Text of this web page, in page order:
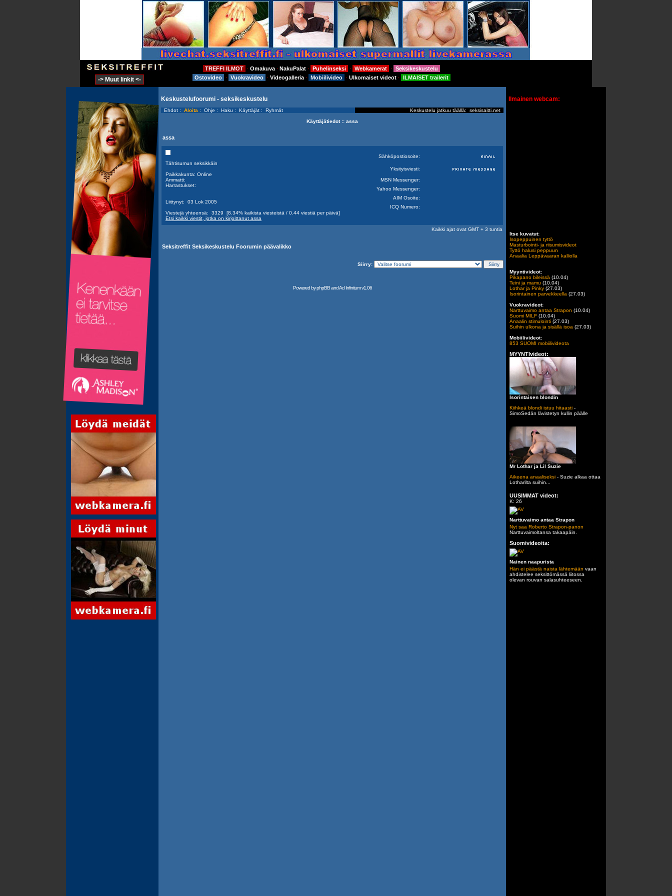
TREFFI ILMOT ⋅ Omakuva ⋅ NakuPalat ⋅ Puhelinseksi ⋅ Webkamerat ⋅
Seksikeskustelu
Ostovideo
⋅ Vuokravideo ⋅ Videogalleria ⋅ Mobiilivideo ⋅ Ulkomaiset videot ⋅ ILMAISET trailerit
-> Muut linkit <-
Keskustelufoorumi - seksikeskustelu
Ehdot : Aloita : Ohje : Haku : Käyttäjät : Ryhmät Keskustelu jatkuu täällä: seksisaitti.net
Käyttäjätiedot :: assa
assa
Tähtisumun seksikkäin
Paikkakunta: Online
Ammatti:
Harrastukset:
Liittynyt: 03 Lok 2005
Viestejä yhteensä: 3329 [8.34% kaikista viesteistä / 0.44 viestiä per päivä]
Etsi kaikki viestit, jotka on kirjoittanut assa
Sähköpostiosoite:
Yksityisviesti:
MSN Messenger:
Yahoo Messenger:
AIM Osoite:
ICQ Numero:
Kaikki ajat ovat GMT + 3 tuntia
Seksitreffit Seksikeskustelu Foorumin päävalikko
Siirry:
Powered byphpBBandAd Infinitumv1.06
Ilmainen webcam:
Itse kuvatut:
Isopeppuinen tyttö
Masturbointi- ja riisumisvideot
Tyttö halusi peppuun
Anaalia Leppävaaran kalliolla
Myyntivideot:
Pikapano bileissä (10.04)
Teini ja mamu (10.04)
Lothar ja Pinky (27.03)
Isorintainen parvekkeella (27.03)
Vuokravideot:
Narttuvaimo antaa Strapon (10.04)
Suomi MILF (10.04)
Anaalin stimulointi (27.03)
Suihin ulkona ja sisällä isoa (27.03)
Mobiilivideot:
853 SUOMI mobiilivideota
MYYNTIvideot:
Isorintaisen blondin
Kiihkeä blondi istuu hitaasti -
SimoSedän lävistetyn kullin päälle
Mr Lothar ja Lil Suzie
Aikeena anaaliseksi - Suzie alkaa ottaa
Lotharilta suihin...
UUSIMMAT videot:
K: 26
Narttuvaimo antaa Strapon
Nyt saa Roberto Strapon-panon
Narttuvaimoltansa takaapäin.
Suomivideoita:
Nainen naapurista
Hän ei päästä naista lähtemään vaan
ahdistelee seksittömässä liitossa
olevan rouvan salasuhteeseen.